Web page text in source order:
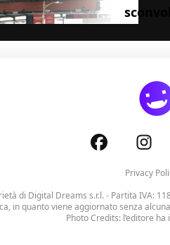
Privacy
di Digital Dreams s.r.l.- Partita IVA:
in quanto viene aggiornato senza
Photo Credits: l’editore